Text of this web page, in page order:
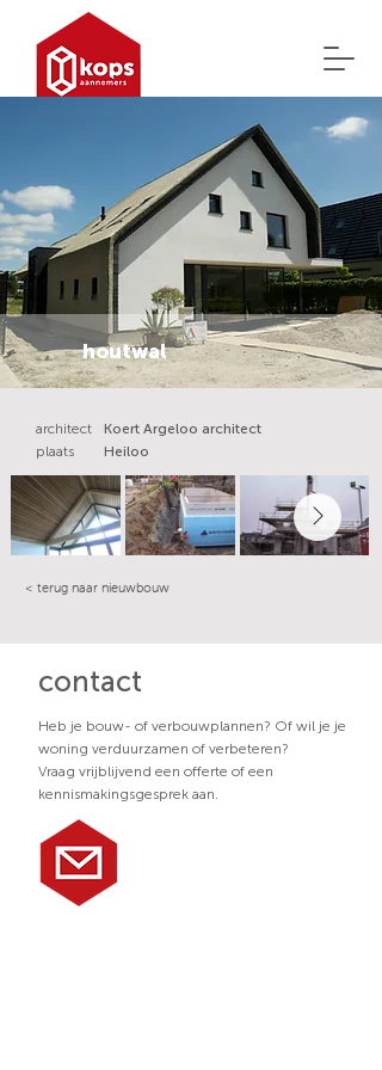
houtwal
architect
plaats
Koert Argeloo architect
Heiloo
< terug naar nieuwbouw
contact
Heb je bouw- of verbouwplannen? Of wil je je
woning verduurzamen of verbeteren?
Vraag vrijblijvend een offerte of een
kennismakingsgesprek aan.